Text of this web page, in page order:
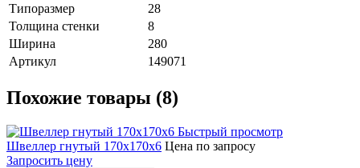
Типоразмер
28
Толщина стенки
8
Ширина
280
Артикул
149071
Похожие товары (8)
Быстрый просмотр
Швеллер гнутый 170х170х6 Цена по запросу
Запросить цену